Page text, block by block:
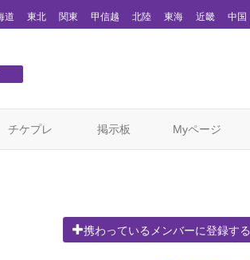
道 東北 関東 甲信越 北陸 東海 近畿 中国
チケプレ 掲示板 Myページ
携わっているメンバーに登録する